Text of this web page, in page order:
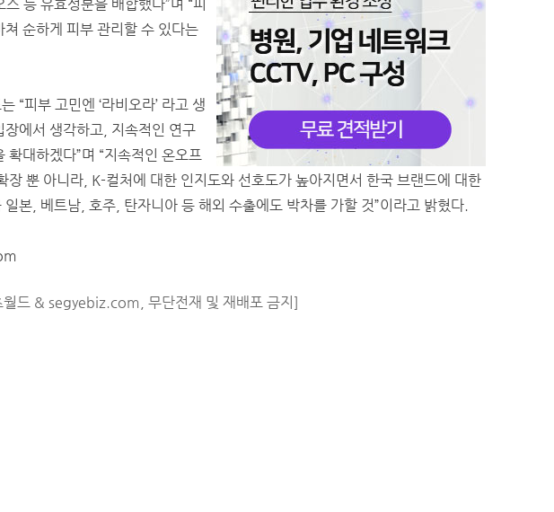
등 유효성분을 배합했다”며 “피
순하게 피부 관리할 수 있다는
“피부 고민엔 ‘라비오라’ 라고 생
장에서 생각하고, 지속적인 연구
확대하겠다”며 “지속적인 온오프
장 뿐 아니라, K-컬처에 대한 인지도와 선호도가 높아지면서 한국 브랜드에 대한
본, 베트남, 호주, 탄자니아 등 해외 수출에도 박차를 가할 것”이라고 밝혔다.
드 & segyebiz.com, 무단전재 및 재배포 금지]